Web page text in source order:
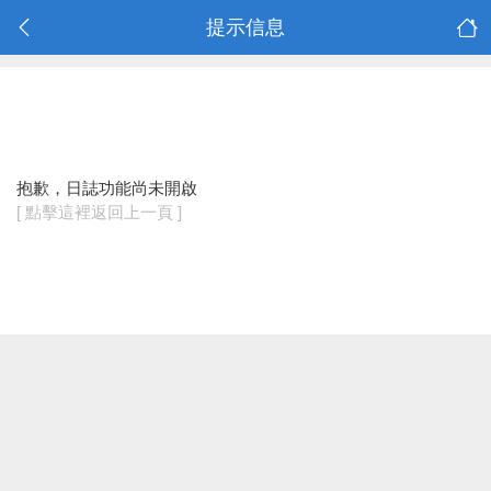
提示信息
抱歉，日誌功能尚未開啟
[ 點擊這裡返回上一頁 ]